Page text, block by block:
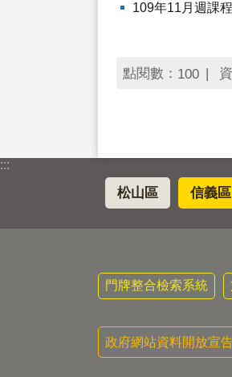
109年11月週課
點閱數： 100
:::
松山區 信義區
門牌整合檢索系統
政府網站資料開放宣告